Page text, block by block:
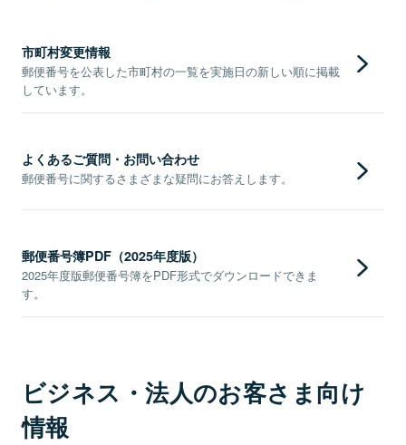
市町村変更情報
郵便番号を公表した市町村の一覧を実施日の新しい順に掲載
しています。
よくあるご質問・お問い合わせ
郵便番号に関するさまざまな疑問にお答えします。
郵便番号簿PDF（2025年度版）
2025年度版郵便番号簿をPDF形式でダウンロードできま
す。
ビジネス・法人のお客さま向け
情報